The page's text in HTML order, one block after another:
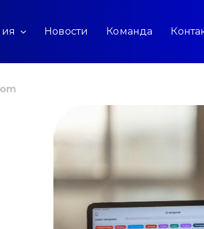
Новости Команда